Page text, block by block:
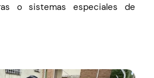
o sistemas especiales de